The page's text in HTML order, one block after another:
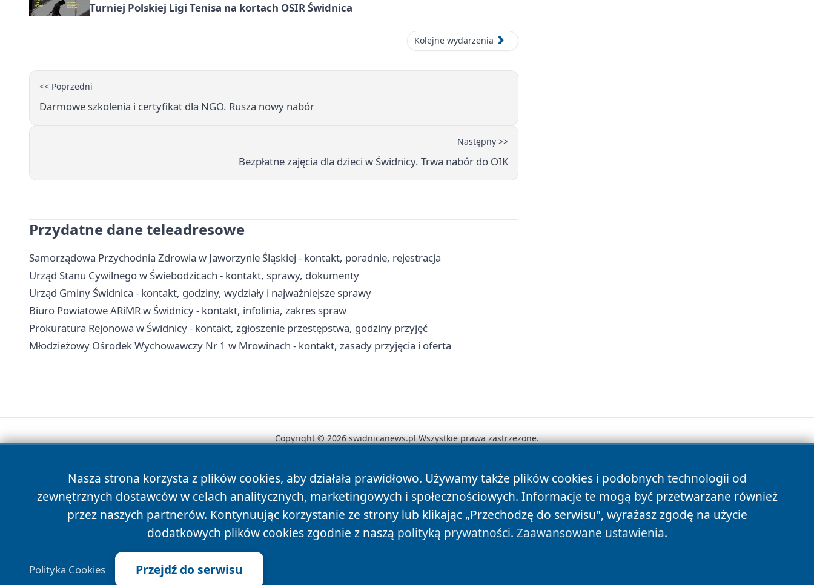
Turniej Polskiej Ligi Tenisa na kortach OSIR Świdnica
Kolejne wydarzenia
<< Poprzedni
Darmowe szkolenia i certyfikat dla NGO. Rusza nowy nabór
Następny >>
Bezpłatne zajęcia dla dzieci w Świdnicy. Trwa nabór do OIK
Przydatne dane teleadresowe
Samorządowa Przychodnia Zdrowia w Jaworzynie Śląskiej - kontakt, poradnie, rejestracja
Urząd Stanu Cywilnego w Świebodzicach - kontakt, sprawy, dokumenty
Urząd Gminy Świdnica - kontakt, godziny, wydziały i najważniejsze sprawy
Biuro Powiatowe ARiMR w Świdnicy - kontakt, infolinia, zakres spraw
Prokuratura Rejonowa w Świdnicy - kontakt, zgłoszenie przestępstwa, godziny przyjęć
Młodzieżowy Ośrodek Wychowawczy Nr 1 w Mrowinach - kontakt, zasady przyjęcia i oferta
Nasza strona korzysta z plików cookies, aby działała prawidłowo. Używamy także plików cookies i podobnych technologii od
zewnętrznych dostawców w celach analitycznych, marketingowych i społecznościowych. Informacje te mogą być przetwarzane również
przez naszych partnerów. Kontynuując korzystanie ze strony lub klikając „Przechodzę do serwisu", wyrażasz zgodę na użycie
dodatkowych plików cookies zgodnie z naszą polityką prywatności. Zaawansowane ustawienia.
Polityka Cookies Przejdź do serwisu
Copyright © 2026 swidnicanews.pl Wszystkie prawa zastrzeżone.
News Autorzy Polityka Prywatności Polityka Cookies